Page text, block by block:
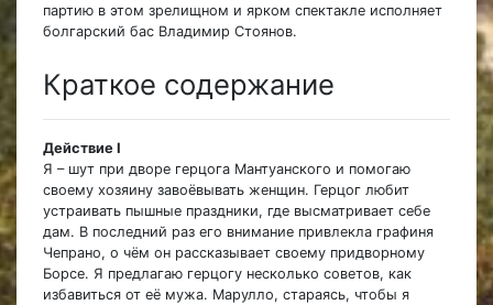
партию в этом зрелищном и ярком спектакле исполняет
болгарский бас Владимир Стоянов.
Краткое содержание
Действие I
Я – шут при дворе герцога Мантуанского и помогаю
своему хозяину завоёвывать женщин. Герцог любит
устраивать пышные праздники, где высматривает себе
дам. В последний раз его внимание привлекла графиня
Чепрано, о чём он рассказывает своему придворному
Борсе. Я предлагаю герцогу несколько советов, как
избавиться от её мужа. Марулло, стараясь, чтобы я